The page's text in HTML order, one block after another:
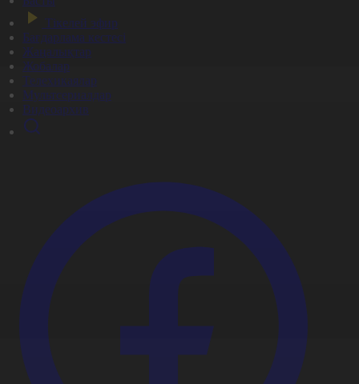
Тікелей эфир
Бағдарлама кестесі
Жаңалықтар
Жобалар
Телехикаялар
Мультсериалдар
Видеоархив